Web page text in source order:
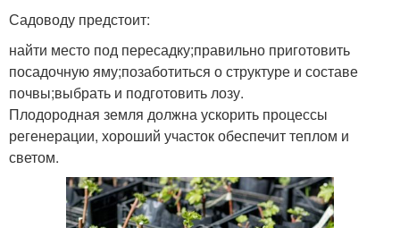
Садоводу предстоит:
найти место под пересадку;правильно приготовить
посадочную яму;позаботиться о структуре и составе
почвы;выбрать и подготовить лозу.
Плодородная земля должна ускорить процессы
регенерации, хороший участок обеспечит теплом и
светом.